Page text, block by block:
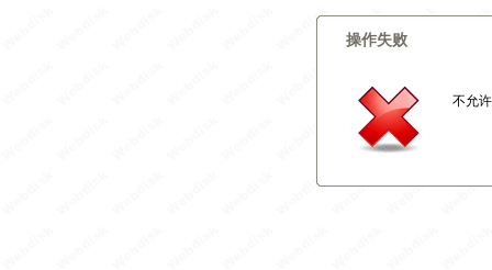
操作失败
不允